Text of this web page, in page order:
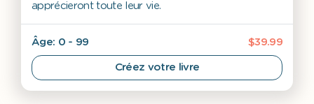
apprécieront toute leur vie.
$39.99
Âge: 0 - 99
Créez votre livre